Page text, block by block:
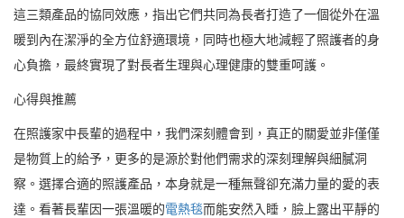
這三類產品的協同效應，指出它們共同為長者打造了一個從外在溫
暖到內在潔淨的全方位舒適環境，同時也極大地減輕了照護者的身
心負擔，最終實現了對長者生理與心理健康的雙重呵護。
心得與推薦
在照護家中長輩的過程中，我們深刻體會到，真正的關愛並非僅僅
是物質上的給予，更多的是源於對他們需求的深刻理解與細膩洞
察。選擇合適的照護產品，本身就是一種無聲卻充滿力量的愛的表
達。看著長輩因一張溫暖的電熱毯而能安然入睡，臉上露出平靜的